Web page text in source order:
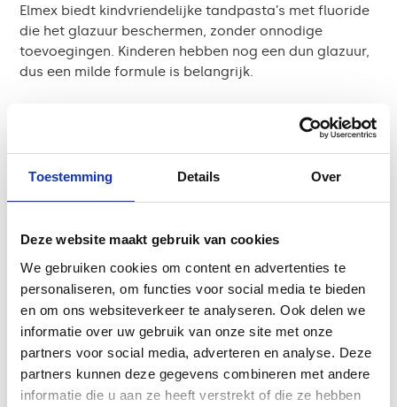
Toestemming Details Over
Deze website maakt gebruik van cookies
We gebruiken cookies om content en advertenties te
personaliseren, om functies voor social media te bieden
en om ons websiteverkeer te analyseren. Ook delen we
informatie over uw gebruik van onze site met onze
partners voor social media, adverteren en analyse. Deze
partners kunnen deze gegevens combineren met andere
informatie die u aan ze heeft verstrekt of die ze hebben
Elmex biedt kindvriendelijke tandpasta’s met fluoride
die het glazuur beschermen, zonder onnodige
toevoegingen. Kinderen hebben nog een dun glazuur,
dus een milde formule is belangrijk.
Is bleken een betere optie?
Als u ondanks het gebruik van whitening tandpasta
niet tevreden bent over de kleur van uw tanden, kan
binnenuit echt lichter te maken. In tegenstelling tot
wat vaak wordt gedacht, is bleken bij de tandarts
veilig, mits het goed wordt uitgevoerd. Doe-het-zelf
bleeksets kunnen schadelijk zijn. Ze bevatten soms
hoge concentraties waterstofperoxide of zuren die
het glazuur aantasten en het tandvlees irriteren.
Schakel voor professionele hulp daarom altijd uw
tandarts in.